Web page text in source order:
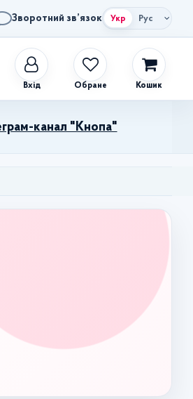
Зворотний зв’язок Укр Рус
Обране Кошик
канал "Кнопа"